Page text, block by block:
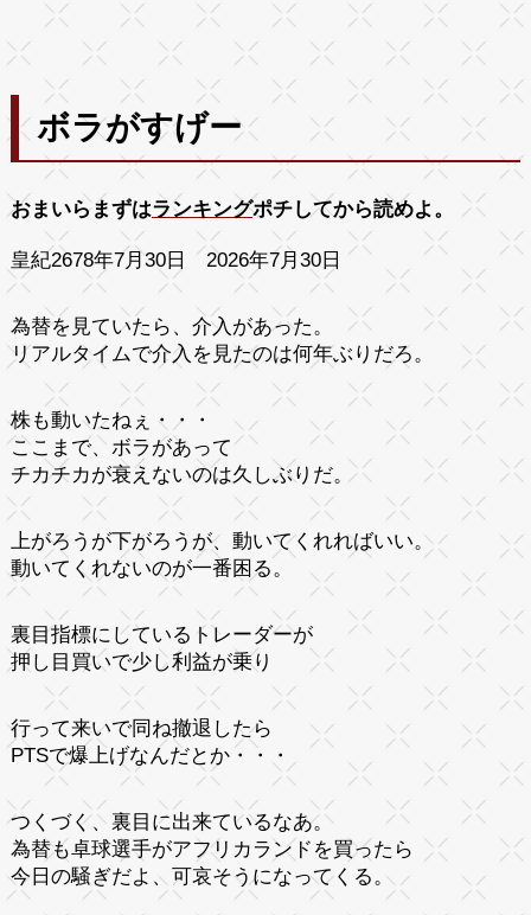
ボラがすげー
おまいらまずはランキングポチしてから読めよ。
皇紀2678年7月30日 2026年7月30日
為替を見ていたら、介入があった。
リアルタイムで介入を見たのは何年ぶりだろ。
株も動いたねぇ・・・
ここまで、ボラがあって
チカチカが衰えないのは久しぶりだ。
上がろうが下がろうが、動いてくれればいい。
動いてくれないのが一番困る。
裏目指標にしているトレーダーが
押し目買いで少し利益が乗り
行って来いで同ね撤退したら
PTSで爆上げなんだとか・・・
つくづく、裏目に出来ているなあ。
為替も卓球選手がアフリカランドを買ったら
今日の騒ぎだよ、可哀そうになってくる。